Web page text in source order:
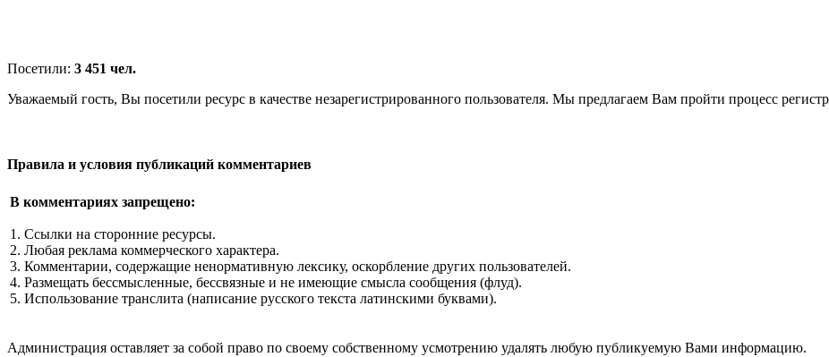
Посетили: 3 451 чел.
Уважаемый гость, Вы посетили ресурс в качестве незарегистрированного пользователя. Мы предлагаем Вам пройти процесс
Правила и условия публикаций комментариев
В комментариях запрещено:
1. Ссылки на сторонние ресурсы.
2. Любая реклама коммерческого характера.
3. Комментарии, содержащие ненормативную лексику, оскорбление других пользователей.
4. Размещать бессмысленные, бессвязные и не имеющие смысла сообщения (флуд).
5. Использование транслита (написание русского текста латинскими буквами).
Администрация оставляет за собой право по своему собственному усмотрению удалять любую публикуемую Вами информацию.